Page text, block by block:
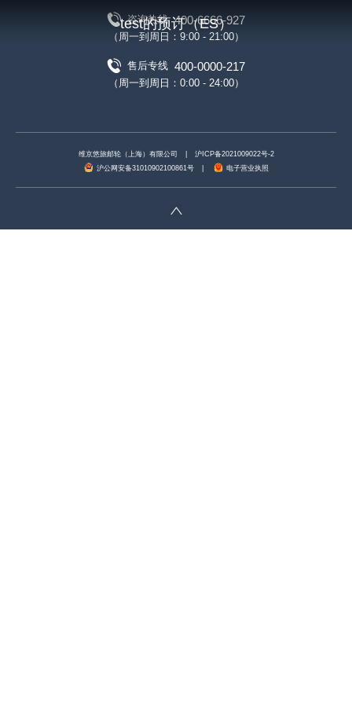
test的预订（ES）
咨询热线 400-6666-927
（周一到周日：9:00 - 21:00）
售后专线 400-0000-217
（周一到周日：0:00 - 24:00）
维京悠旅邮轮（上海）有限公司
沪ICP备2021009022号-2
沪公网安备31010902100861号
电子营业执照